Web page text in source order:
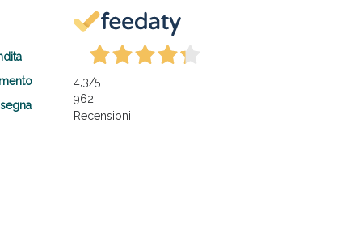
4,3/5
962
Recensioni